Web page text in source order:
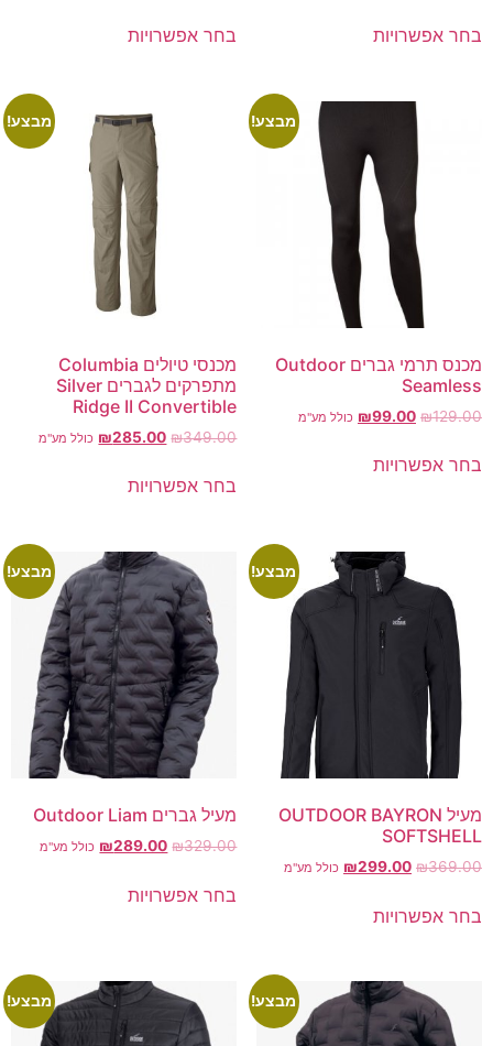
בחר אפשרויות בחר אפשרויות
מבצע!
מכנס תרמי גברים Outdoor
Seamless
₪129.00
₪99.00 כולל מע"מ
בחר אפשרויות
מבצע!
מכנסי טיולים Columbia
מתפרקים לגברים Silver
Ridge II Convertible
₪349.00
₪285.00 כולל מע"מ
בחר אפשרויות
מבצע!
מעיל OUTDOOR BAYRON
SOFTSHELL
₪369.00
₪299.00 כולל מע"מ
בחר אפשרויות
מבצע!
מעיל גברים Outdoor Liam
₪329.00
₪289.00 כולל מע"מ
בחר אפשרויות
מבצע! מבצע!